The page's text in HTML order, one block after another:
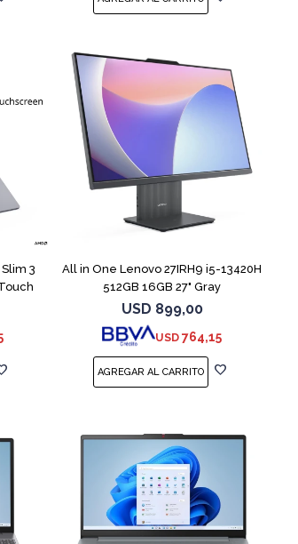
3
All in One Lenovo 27IRH9 i5-13420H
512GB 16GB 27" Gray
USD 899,00
USD 764,15